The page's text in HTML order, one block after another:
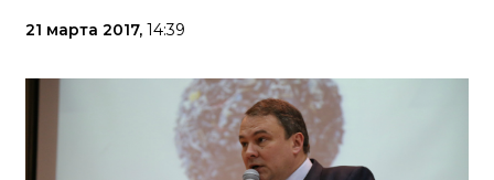
21 марта 2017, 14:39